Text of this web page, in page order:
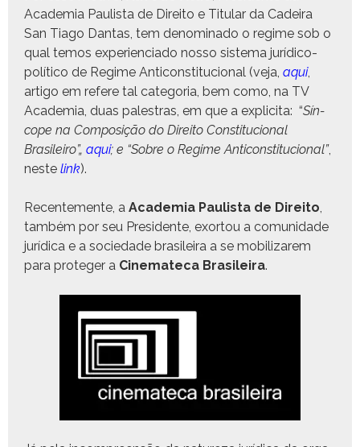
Acad­e­mia Paulista de Dire­ito e Tit­u­lar da Cadeira
San Tia­go Dan­tas, tem denom­i­na­do o regime sob o
qual temos expe­ri­en­ci­a­do nos­so sis­tema jurídi­co-
políti­co de Regime Anti­con­sti­tu­cional (veja, aqui,
arti­go em ref­ere tal cat­e­go­ria, bem como, na TV
Acad­e­mia, duas palestras, em que a explici­ta: “Sín­
cope na Com­posição do Dire­ito Con­sti­tu­cional
Brasileiro”„ aqui; e “Sobre o Regime Anti­con­sti­tu­cional”,
neste link).
Recen­te­mente, a Acad­e­mia Paulista de Dire­ito,
tam­bém por seu Pres­i­dente, exor­tou a comu­nidade
jurídi­ca e a sociedade brasileira a se mobi­lizarem
para pro­te­ger a Cin­e­mate­ca Brasileira.